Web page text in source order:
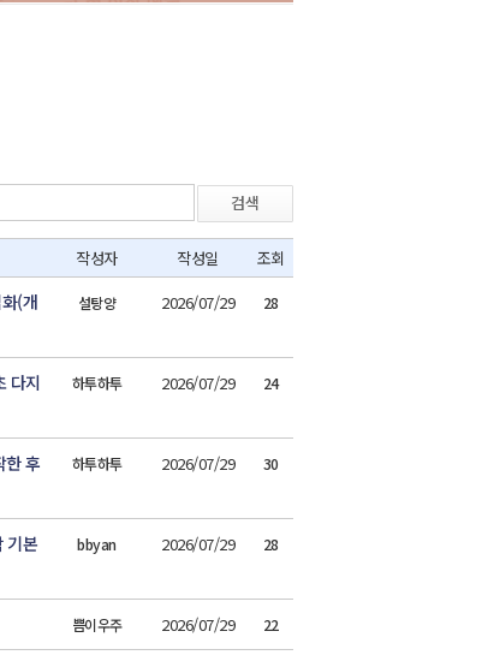
검색
작성자 작성일 조회
(개
설탕양 2026/07/29 28
다지
하투하투 2026/07/29 24
한 후
하투하투 2026/07/29 30
기본
bbyan 2026/07/29 28
쁨이우주 2026/07/29 22